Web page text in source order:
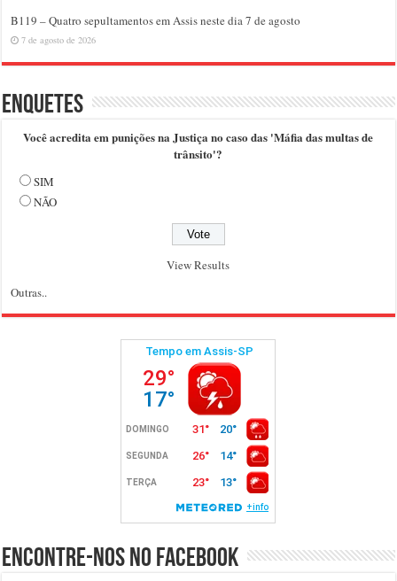
B119 – Quatro sepultamentos em Assis neste dia 7 de agosto
7 de agosto de 2026
Enquetes
Você acredita em punições na Justiça no caso das 'Máfia das multas de
trânsito'?
SIM
NÃO
View Results
Outras..
Encontre-nos no Facebook